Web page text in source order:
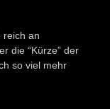
reich an
die “Kürze” der
so viel mehr